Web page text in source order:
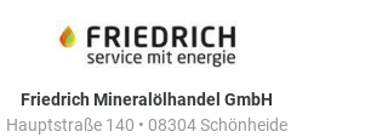
Friedrich Mineralölhandel GmbH
Hauptstraße 140 • 08304 Schönheide